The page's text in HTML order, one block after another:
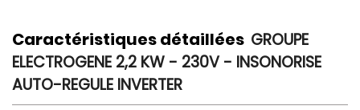
Caractéristiques détaillées GROUPE
ELECTROGENE 2,2 KW - 230V - INSONORISE
AUTO-REGULE INVERTER